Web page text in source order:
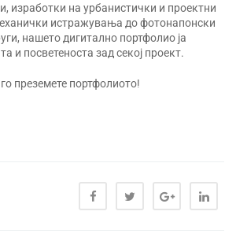
изработки на урбанистички и проектни
истражувања до фотонапонски
нашето дигитално портфолио ја
и посветеноста зад секој проект.
преземете портфолиото!